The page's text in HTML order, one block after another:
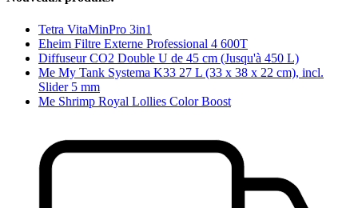
Tetra VitaMinPro 3in1
Eheim Filtre Externe Professional 4 600T
Diffuseur CO2 Double U de 45 cm (Jusqu'à 450 L)
Me My Tank Systema K33 27 L (33 x 38 x 22 cm), incl.
Slider 5 mm
Me Shrimp Royal Lollies Color Boost